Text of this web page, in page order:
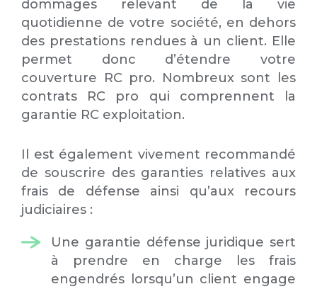
dommages relevant de la vie
quotidienne de votre société, en dehors
des prestations rendues à un client. Elle
permet donc d’étendre votre
couverture RC pro. Nombreux sont les
contrats RC pro qui comprennent la
garantie RC exploitation.
Il est également vivement recommandé
de souscrire des garanties relatives aux
frais de défense ainsi qu’aux recours
judiciaires :
Une garantie défense juridique sert
à prendre en charge les frais
engendrés lorsqu’un client engage